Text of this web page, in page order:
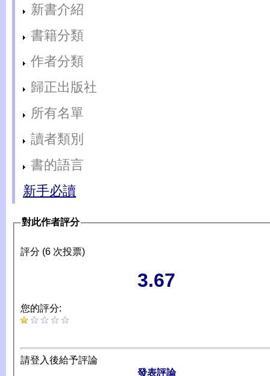
新書介紹
書籍分類
作者分類
歸正出版社
所有名單
讀者類別
書的語言
新手必讀
對此作者評分
評分 (6 次投票)
3.67
您的評分:
請登入後給予評論
發表評論